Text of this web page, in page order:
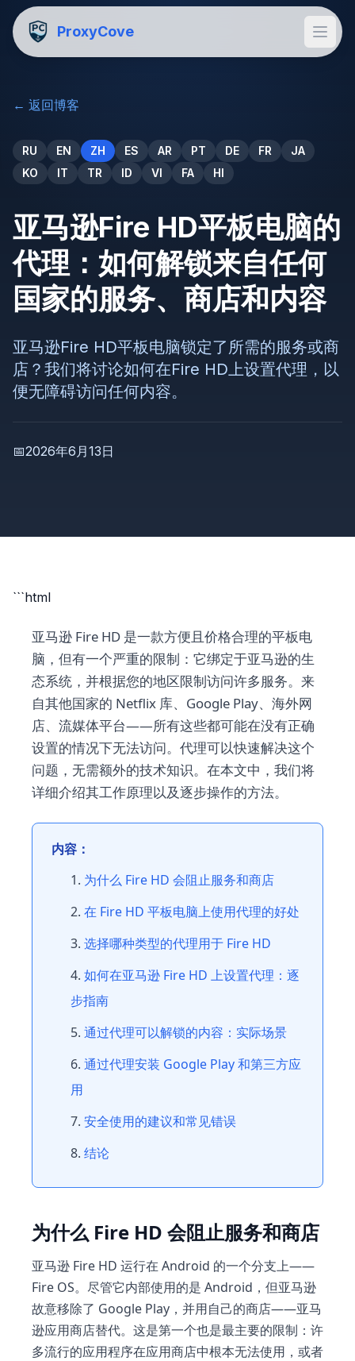
ProxyCove
← 返回博客
RU EN ZH ES AR PT DE FR
JA
KO
IT TR ID VI FA HI
亚马逊Fire HD平板电脑的
代理：如何解锁来自任何
国家的服务、商店和内容
亚马逊Fire HD平板电脑锁定了所需的服务或商
店？我们将讨论如何在Fire HD上设置代理，以
便无障碍访问任何内容。
📅2026年6月13日
```html
亚马逊 Fire HD 是一款方便且价格合理的平板电
脑，但有一个严重的限制：它绑定于亚马逊的生
态系统，并根据您的地区限制访问许多服务。来
自其他国家的 Netflix 库、Google Play、海外网
店、流媒体平台——所有这些都可能在没有正确
设置的情况下无法访问。代理可以快速解决这个
问题，无需额外的技术知识。在本文中，我们将
详细介绍其工作原理以及逐步操作的方法。
内容：
为什么 Fire HD 会阻止服务和商店
在 Fire HD 平板电脑上使用代理的好处
选择哪种类型的代理用于 Fire HD
如何在亚马逊 Fire HD 上设置代理：逐
步指南
通过代理可以解锁的内容：实际场景
通过代理安装 Google Play 和第三方应
用
安全使用的建议和常见错误
结论
为什么 Fire HD 会阻止服务和商店
亚马逊 Fire HD 运行在 Android 的一个分支上——
Fire OS。尽管它内部使用的是 Android，但亚马逊
故意移除了 Google Play，并用自己的商店——亚马
逊应用商店替代。这是第一个也是最主要的限制：许
多流行的应用程序在应用商店中根本无法使用，或者